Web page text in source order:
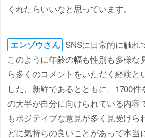
くれたらいいなと思っています。
エンゾウさん SNSに日常的に触れ
このように年齢の幅も性別も多様な
ら多くのコメントをいただく経験と
した。新鮮であるとともに、1700件
の大半が自分に向けられている内容
もポジティブな意見が多く見受けら
どに気持ちの良いことがあって本当